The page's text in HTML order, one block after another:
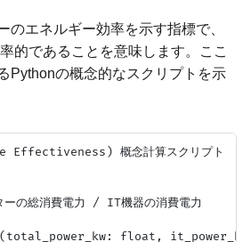
のエネルギー効率を示す指標で、
的であることを意味します。ここ
Pythonの概念的なスクリプトを示
Effectiveness) 概念計算スクリプト
の総消費電力 / IT機器の消費電力
float,